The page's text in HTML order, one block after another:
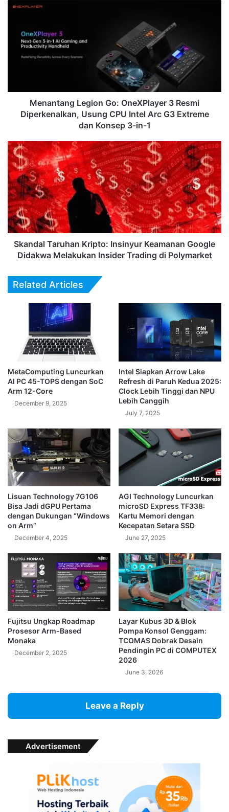
Menantang
OneXPlayer
Resmi
CPU
dan
Konsep
3-
in-
1
Menantang Legion Go: OneXPlayer 3 Resmi
Diperkenalkan, Usung CPU Intel Arc G3 Extreme
dan Konsep 3-in-1
Skandal
Taruhan
Kripto:
Insinyur
Keamanan
Google
Didakwa
Melakukan
Insider
Trading
Skandal Taruhan Kripto: Insinyur Keamanan Google
Didakwa Melakukan Insider Trading di Polymarket
Related Articles
MetaComputing Luncurkan
AI PC 45-TOPS dengan SoC
Arm 12-Core
December 9, 2025
Intel Siapkan Arrow Lake
Refresh di Paruh Kedua 2025:
Clock Lebih Tinggi dan NPU
Lebih Canggih
July 7, 2025
Lisuan Technology 7G106
Bisa Jadi dGPU Pertama
dengan Dukungan “Windows
on Arm”
December 4, 2025
AGI Technology Luncurkan
microSD Express TF338:
Kartu Memori dengan
Kecepatan Setara SSD
June 27, 2025
Fujitsu Ungkap Roadmap
Prosesor Arm-Based
Monaka
December 2, 2025
Layar Kubus 3D & Blok
Pompa Konsol Genggam:
TCOMAS Dobrak Desain
Pendingin PC di COMPUTEX
2026
June 3, 2026
Leave a Reply
Advertisement